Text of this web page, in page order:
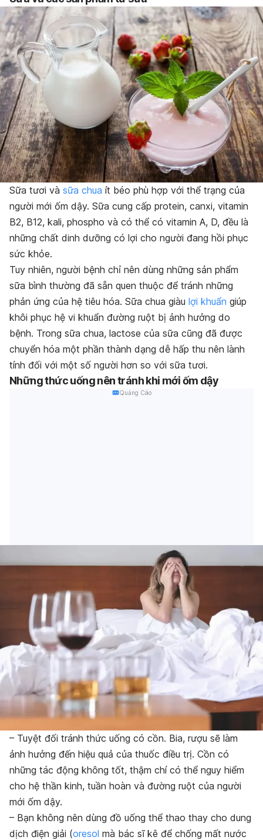
Sữa tươi và sữa chua ít béo phù hợp với thể trạng của
người mới ốm dậy. Sữa cung cấp protein, canxi, vitamin
B2, B12, kali, phospho và có thể có vitamin A, D, đều là
những chất dinh dưỡng có lợi cho người đang hồi phục
sức khỏe.
Tuy nhiên, người bệnh chỉ nên dùng những sản phẩm
sữa bình thường đã sẵn quen thuộc để tránh những
phản ứng của hệ tiêu hóa. Sữa chua giàu lợi khuẩn giúp
khôi phục hệ vi khuẩn đường ruột bị ảnh hưởng do
bệnh. Trong sữa chua, lactose của sữa cũng đã được
chuyển hóa một phần thành dạng dễ hấp thu nên lành
tính đối với một số người hơn so với sữa tươi.
Những thức uống nên tránh khi mới ốm dậy
Quảng Cáo
– Tuyệt đối tránh thức uống có cồn. Bia, rượu sẽ làm
ảnh hưởng đến hiệu quả của thuốc điều trị. Cồn có
những tác động không tốt, thậm chí có thể nguy hiểm
cho hệ thần kinh, tuần hoàn và đường ruột của người
mới ốm dậy.
– Bạn không nên dùng đồ uống thể thao thay cho dung
dịch điện giải (oresol mà bác sĩ kê để chống mất nước